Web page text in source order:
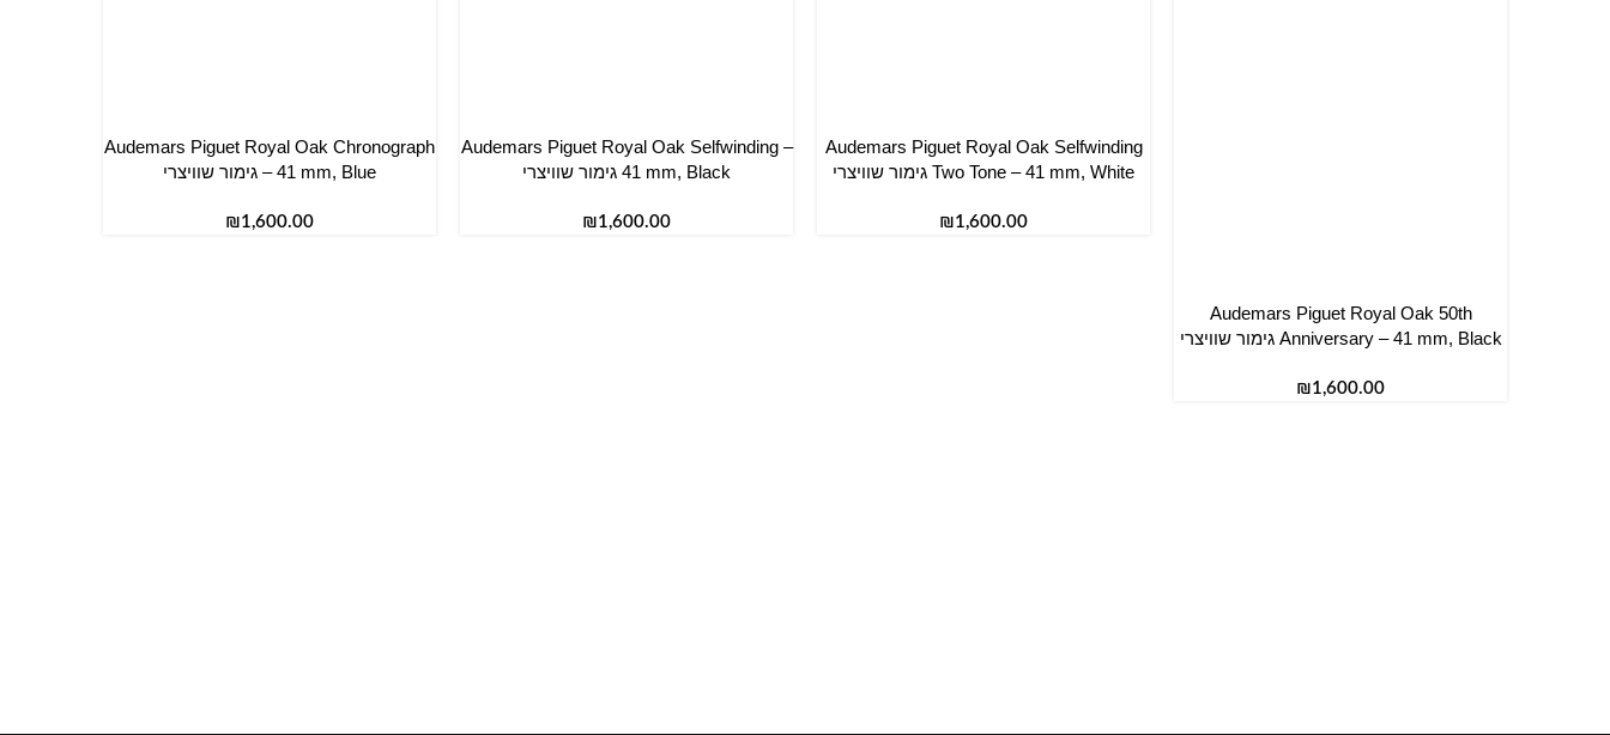
הוספה לסל
Audemars Piguet Royal Oak 50th
Anniversary – 41 mm, Black גימור שוויצרי
₪
הוספה לסל
Audemars Piguet Royal Oak Selfwinding
Two Tone – 41 mm, White גימור שוויצרי
₪
הוספה לסל
Audemars Piguet Royal Oak Selfwinding –
41 mm, Black גימור שוויצרי
₪
הוספה לסל
Audemars Piguet Royal Oak Chronograph
– 41 mm, Blue גימור שוויצרי
₪